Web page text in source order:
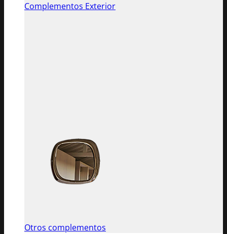
Complementos Exterior
Otros complementos